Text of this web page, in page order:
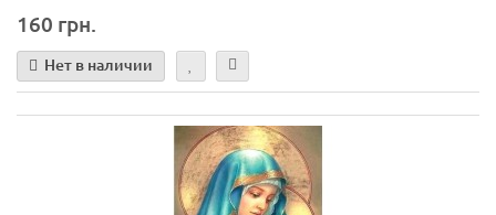
160 грн.
Нет в наличии